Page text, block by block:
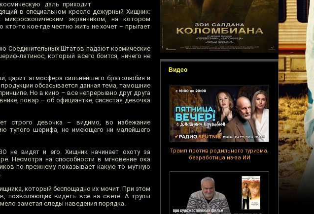
Видео
Трамп против родильного туризма,
безработица из-за ИИ
даль приходит
в специальном кресле дежурный Хищник:
экранчиком, на котором
то кое-где честно жить не хочет – прыгает
Соединительных Штатов падают космические
латинос, который всего боится, ничего не
царит атмосфера сильнейшего братолюбия и
обсасывается данная тема, тамошние
Но в кино – все непрерывно друг друга
повар – об официантке, сисястая девочка
строго девочка – видимо, во избежание
тупого шерифа, не имеющего ни малейшего
не видят и его. Хищник начинает охоту за
Несмотря на способности в мгновение ока
по-прежнему показывает какую-то мутную
который беспощадно их мочит. При этом
позволяющих видеть всё на свете. А трупы
заметая следы наведения порядка.